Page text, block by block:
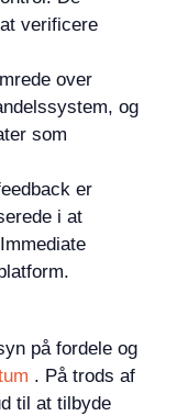
verificere
over
og
som
er
i at
på fordele og
. På trods af
til at tilbyde